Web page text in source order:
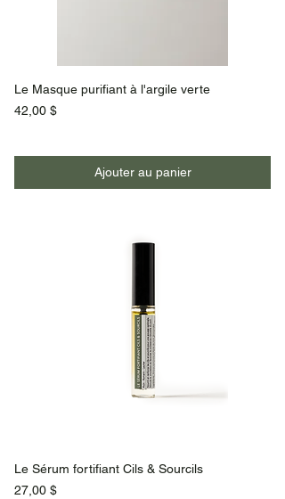
Le Masque purifiant à l'argile verte
Prix
42,00 $
Ajouter au panier
Le Sérum fortifiant Cils & Sourcils
Prix
27,00 $